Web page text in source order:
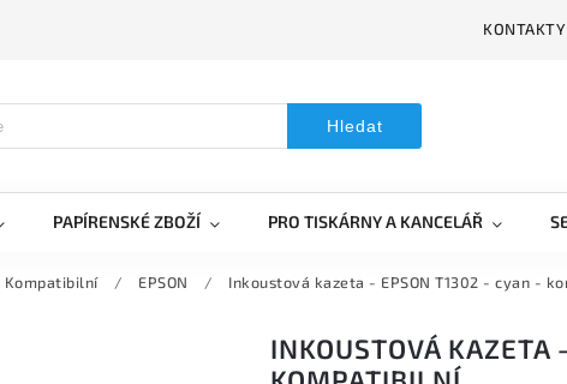
KONTAKTY
Hledat
PAPÍRENSKÉ ZBOŽÍ PRO TISKÁRNY A KANCELÁŘ
Kompatibilní / EPSON / Inkoustová kazeta - EPSON T1302 - cyan -
INKOUSTOVÁ